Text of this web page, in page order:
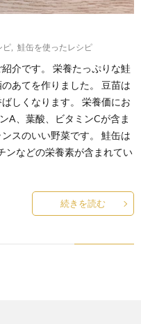
ピ 鮭缶を使ったレシピ
介です。 栄養たっぷりな鮭
あてを作りました。 豆苗は
しくなります。 栄養価にお
A、葉酸、ビタミンCが含ま
スのいい野菜です。 鮭缶は
ンなどの栄養素が含まれてい
続きを読む